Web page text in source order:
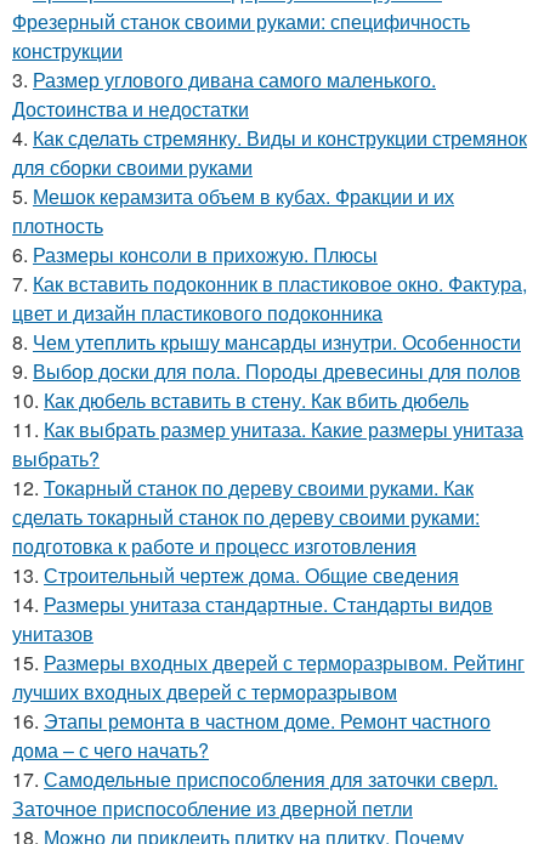
Фрезерный станок своими руками: специфичность
конструкции
3. Размер углового дивана самого маленького.
Достоинства и недостатки
4. Как сделать стремянку. Виды и конструкции стремянок
для сборки своими руками
5. Мешок керамзита объем в кубах. Фракции и их
плотность
6. Размеры консоли в прихожую. Плюсы
7. Как вставить подоконник в пластиковое окно. Фактура,
цвет и дизайн пластикового подоконника
8. Чем утеплить крышу мансарды изнутри. Особенности
9. Выбор доски для пола. Породы древесины для полов
10. Как дюбель вставить в стену. Как вбить дюбель
11. Как выбрать размер унитаза. Какие размеры унитаза
выбрать?
12. Токарный станок по дереву своими руками. Как
сделать токарный станок по дереву своими руками:
подготовка к работе и процесс изготовления
13. Строительный чертеж дома. Общие сведения
14. Размеры унитаза стандартные. Стандарты видов
унитазов
15. Размеры входных дверей с терморазрывом. Рейтинг
лучших входных дверей с терморазрывом
16. Этапы ремонта в частном доме. Ремонт частного
дома – с чего начать?
17. Самодельные приспособления для заточки сверл.
Заточное приспособление из дверной петли
18. Можно ли приклеить плитку на плитку. Почему